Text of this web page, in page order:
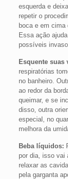
esquerda e
repetir o
boca e em cima
Essa ação
possíveis
Esquente suas
respiratórias
no banheiro.
ao redor da
queimar, e se
disso, outra
especial, no
melhora da
Beba líquidos:
por dia, isso vai
relaxar as
pela garganta